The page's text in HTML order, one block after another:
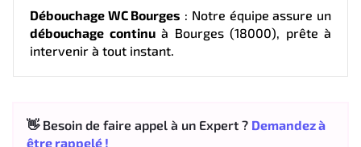
Débouchage WC Bourges : Notre équipe assure un
débouchage continuà Bourges (18000), prête à
intervenir à tout instant.
👋 Besoin de faire appel à un Expert ? Demandez à
être rappelé !